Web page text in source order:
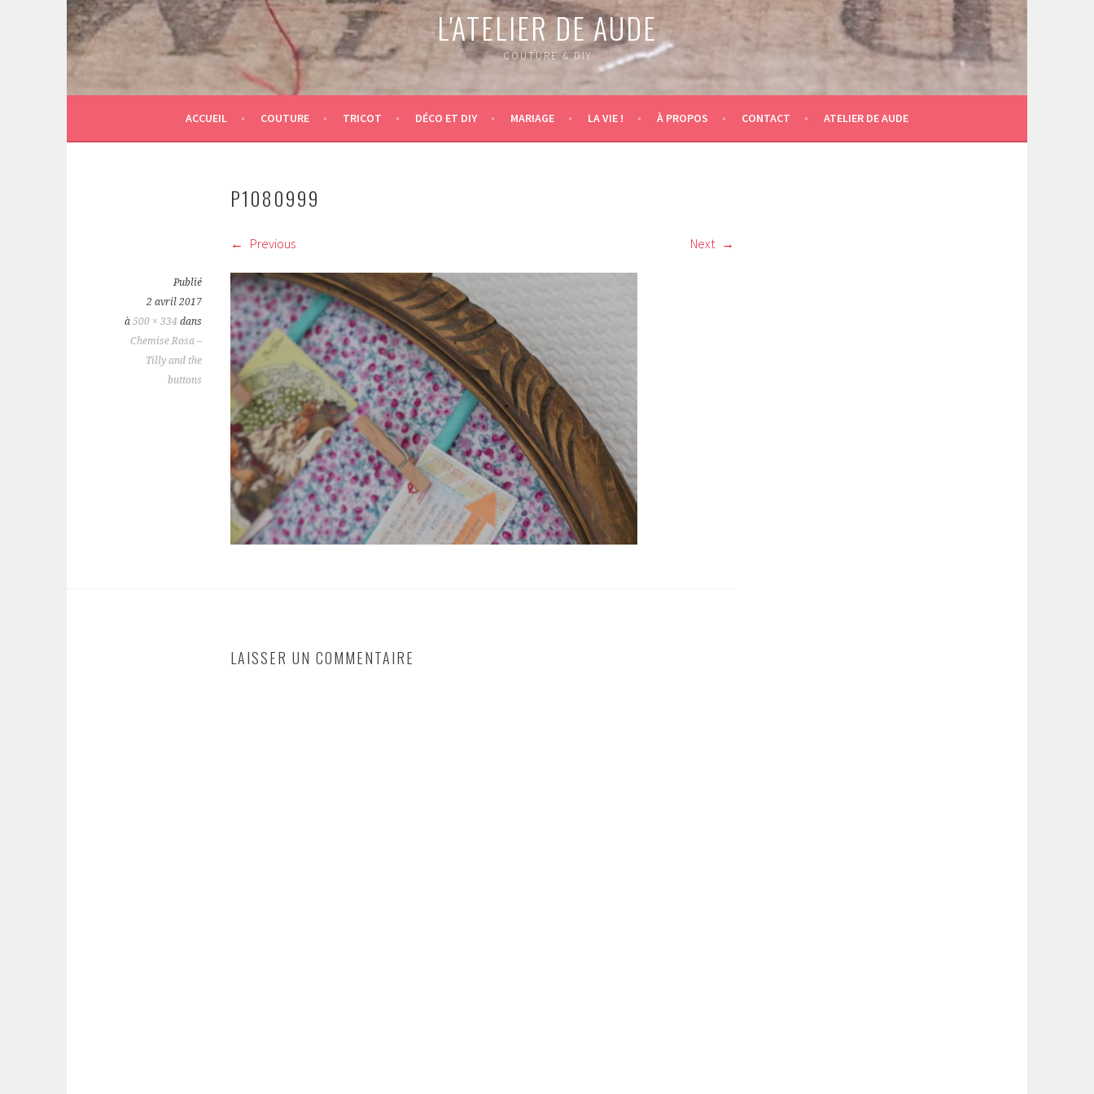
L'ATELIER DE AUDE
COUTURE & DIY
ACCUEIL COUTURE TRICOT DÉCO ET DIY MARIAGE LA VIE ! À PROPOS CONTACT ATELIER DE AUDE
P1080999
Previous Next
Publié
2 avril 2017
à 500 × 334 dans
Chemise Rosa –
Tilly and the
buttons
LAISSER UN COMMENTAIRE